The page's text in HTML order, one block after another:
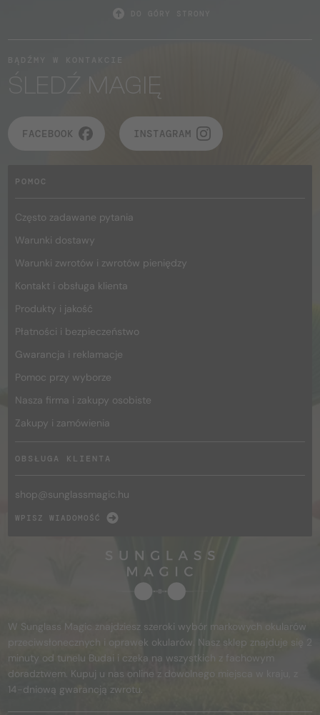
ŚLEDŹ MAGIĘ
FACEBOOK INSTAGRAM
POMOC
Często zadawane pytania
Warunki dostawy
Warunki zwrotów i zwrotów pieniędzy
Kontakt i obsługa klienta
Produkty i jakość
Płatności i bezpieczeństwo
Gwarancja i reklamacje
Pomoc przy wyborze
Nasza firma i zakupy osobiste
Zakupy i zamówienia
OBSŁUGA KLIENTA
shop@sunglassmagic.hu
WPISZ WIADOMOŚĆ
W Sunglass Magic znajdziesz szeroki wybór markowych okularów
przeciwsłonecznych i oprawek okularów. Nasz sklep znajduje się 2
minuty od tunelu Budai i czeka na wszystkich z fachowym
doradztwem. Kupuj u nas online z dowolnego miejsca w kraju, z
14-dniową gwarancją zwrotu.